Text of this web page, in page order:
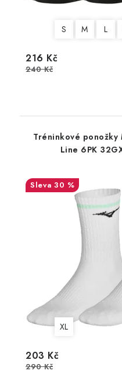
S M L
216 Kč
240 Kč
Tréninkové ponožky
Line 6PK
30 %
XL
203 Kč
290 Kč